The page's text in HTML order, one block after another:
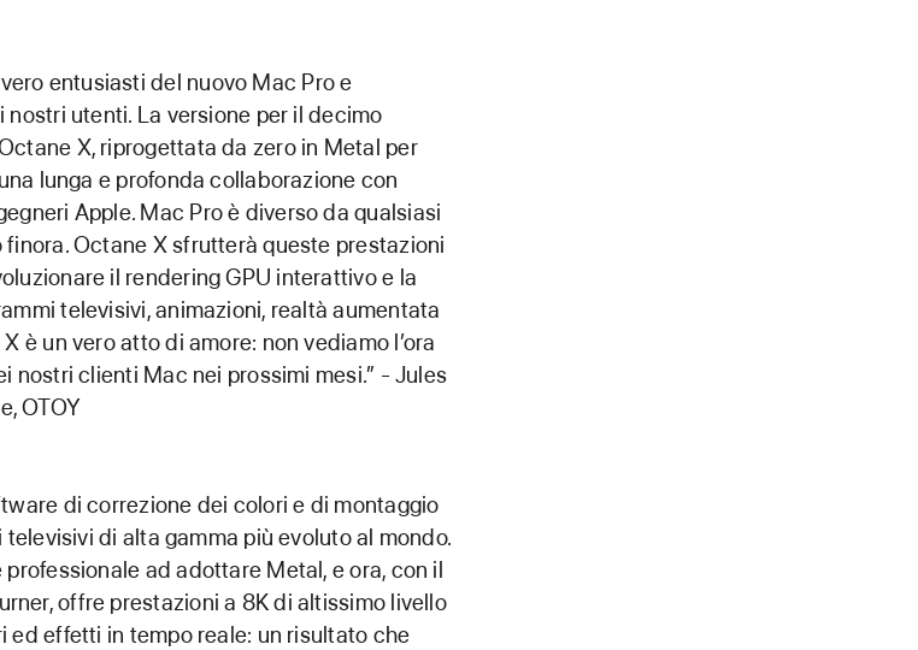
entusiasti del nuovo Mac Pro e
nostri utenti. La versione per il decimo
X, riprogettata da zero in Metal per
lunga e profonda collaborazione con
Apple. Mac Pro è diverso da qualsiasi
Octane X sfrutterà queste prestazioni
il rendering GPU interattivo e la
televisivi, animazioni, realtà aumentata
è un vero atto di amore: non vediamo l’ora
nostri clienti Mac nei prossimi mesi.” - Jules
OTOY
di correzione dei colori e di montaggio
di alta gamma più evoluto al mondo.
ad adottare Metal, e ora, con il
offre prestazioni a 8K di altissimo livello
ed effetti in tempo reale: un risultato che